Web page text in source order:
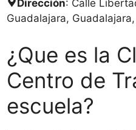
Dirección: Calle
Guadalajara,
¿Que es la
Centro de
escuela?